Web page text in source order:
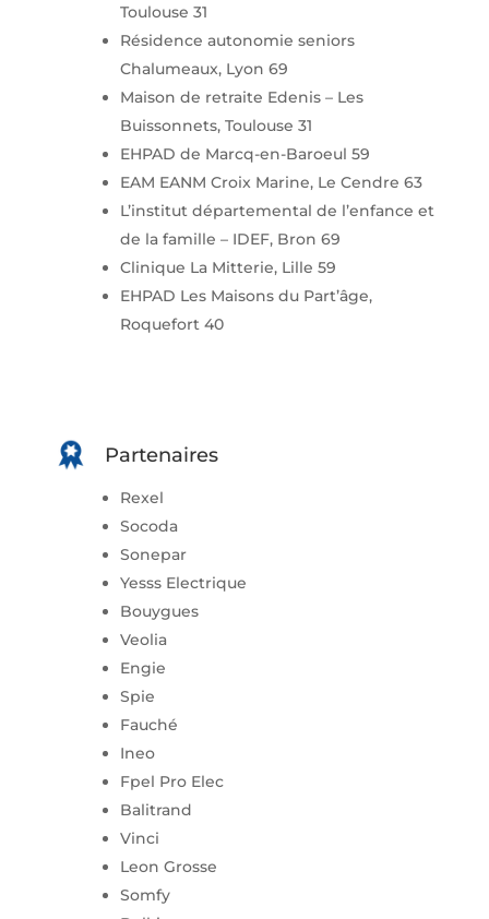
Toulouse 31
Résidence autonomie seniors
Chalumeaux, Lyon 69
Maison de retraite Edenis – Les
Buissonnets, Toulouse 31
EHPAD de Marcq-en-Baroeul 59
EAM EANM Croix Marine, Le Cendre 63
L’institut départemental de l’enfance et
de la famille – IDEF, Bron 69
Clinique La Mitterie, Lille 59
EHPAD Les Maisons du Part’âge,
Roquefort 40
Partenaires
Rexel
Socoda
Sonepar
Yesss Electrique
Bouygues
Veolia
Engie
Spie
Fauché
Ineo
Fpel Pro Elec
Balitrand
Vinci
Leon Grosse
Somfy